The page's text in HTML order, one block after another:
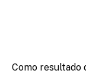
Como resultado